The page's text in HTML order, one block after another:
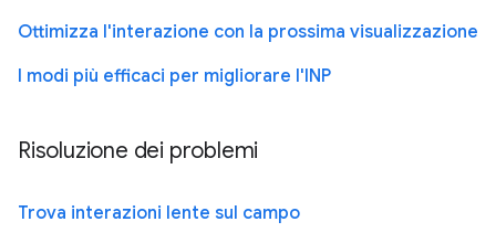
Ottimizza l'interazione con la prossima visualizzazione
I modi più efficaci per migliorare l'INP
Risoluzione dei problemi
Trova interazioni lente sul campo